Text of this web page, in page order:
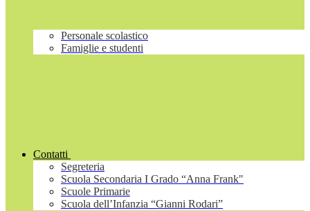
Personale scolastico
Famiglie e studenti
Contatti
Segreteria
Scuola Secondaria I Grado “Anna Frank"
Scuole Primarie
Scuola dell’Infanzia “Gianni Rodari”